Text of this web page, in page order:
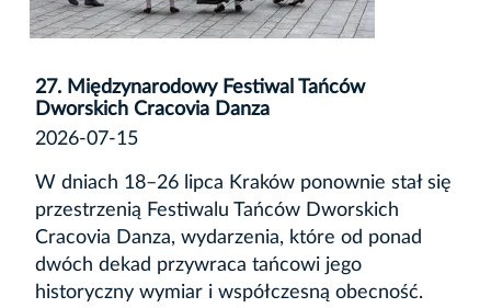
27. Międzynarodowy Festiwal Tańców
Dworskich Cracovia Danza
2026-07-15
W dniach 18–26 lipca Kraków ponownie stał się
przestrzenią Festiwalu Tańców Dworskich
Cracovia Danza, wydarzenia, które od ponad
dwóch dekad przywraca tańcowi jego
historyczny wymiar i współczesną obecność.